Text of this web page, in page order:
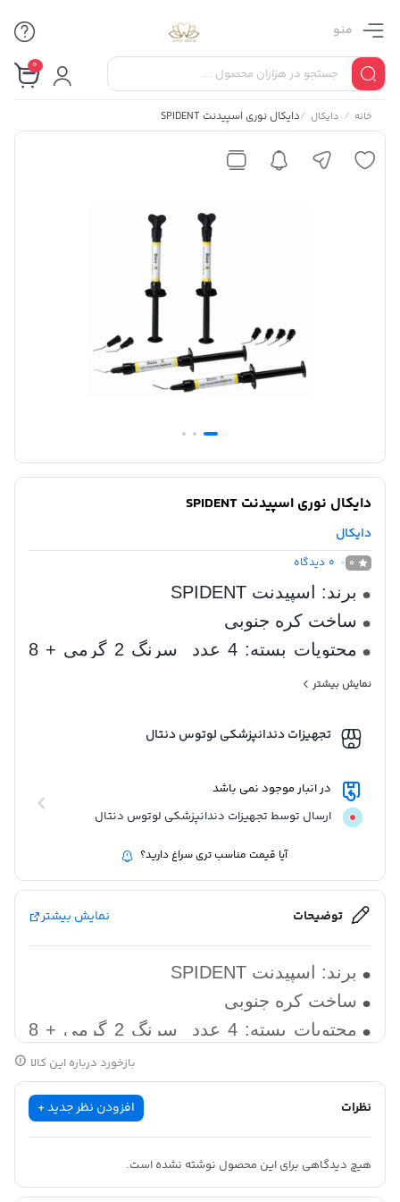
منو
0
خانه / دایکال /دایکال نوری اسپیدنت SPIDENT
دایکال نوری اسپیدنت SPIDENT
دایکال
0
0 دیدگاه
برند: اسپیدنت SPIDENT
ساخت کره جنوبی
محتویات بسته: 4 عدد سرنگ 2 گرمی + 8
عدد سری نازل
دارای مقاومت بیشتر از گلاس آینومر
وزن: 32 گرم
نمایش بیشتر
تجهیزات دندانپزشکی لوتوس دنتال
در انبار موجود نمی باشد
ارسال توسط تجهیزات دندانپزشکی لوتوس دنتال
آیا قیمت مناسب تری سراغ دارید؟
توضیحات نمایش بیشتر
برند: اسپیدنت SPIDENT
ساخت کره جنوبی
محتویات بسته: 4 عدد سرنگ 2 گرمی + 8
باند شیمیایی بسیار عالی
دارای مقاومت بیشتر از گلاس آینومر
light curing cavity base and liner
وزن: 32 گرم
دایکال نوری اسپیدنت SPIDENT
برای کف بندی و به عنوان لاینر در زیر لایه
های ترمیمی به منظور عدم آسیب پالپ
بازخورد درباره این کالا
نظرات افزودن نظر جدید +
هیچ دیدگاهی برای این محصول نوشته نشده است.